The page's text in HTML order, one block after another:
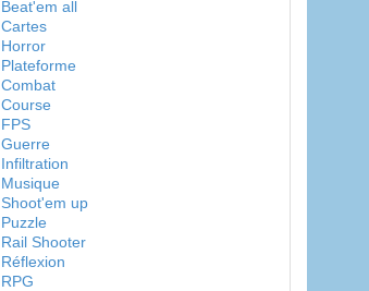
Beat'em all
Cartes
Horror
Plateforme
Combat
Course
FPS
Guerre
Infiltration
Musique
Shoot'em up
Puzzle
Rail Shooter
Réflexion
RPG